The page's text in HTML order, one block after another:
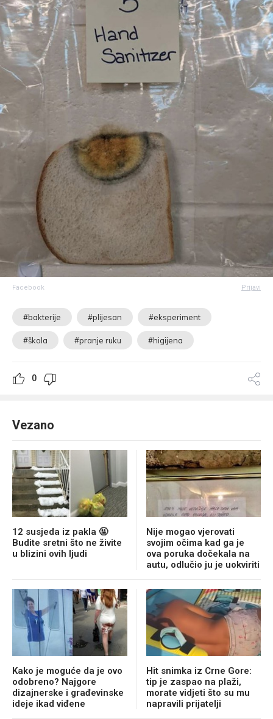
Facebook Prijavi
#bakterije #plijesan #eksperiment
#škola #pranje ruku #higijena
0
Vezano
12 susjeda iz pakla 🤬
Budite sretni što ne živite
u blizini ovih ljudi
Nije mogao vjerovati
svojim očima kad ga je
ova poruka dočekala na
autu, odlučio ju je uokviriti
Kako je moguće da je ovo
odobreno? Najgore
dizajnerske i građevinske
ideje ikad viđene
Hit snimka iz Crne Gore:
tip je zaspao na plaži,
morate vidjeti što su mu
napravili prijatelji